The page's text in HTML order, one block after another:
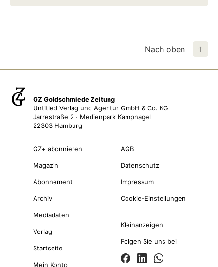
Nach oben
GZ Goldschmiede Zeitung
Untitled Verlag und Agentur GmbH & Co. KG
Jarrestraße 2 · Medienpark Kampnagel
22303 Hamburg
GZ+ abonnieren
Magazin
Abonnement
Archiv
Mediadaten
Verlag
AGB
Datenschutz
Impressum
Cookie-Einstellungen
Startseite
Mein Konto
Kleinanzeigen
Folgen Sie uns bei